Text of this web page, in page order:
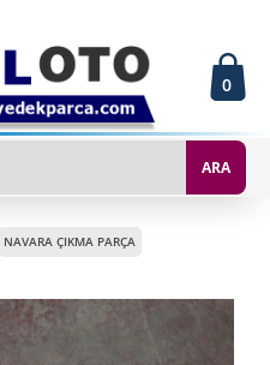
0
ARA
NAVARA ÇIKMA PARÇA